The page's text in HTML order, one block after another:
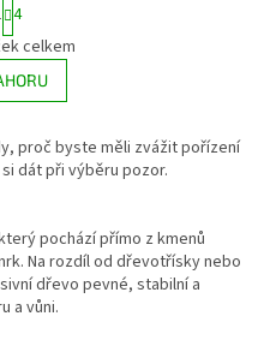
O
v
l
á
a
c
r
v
k
y
t
r
á
n
k
v
á
4
celkem
proč byste měli zvážit pořízení
dát při výběru pozor.
pochází přímo z kmenů
Na rozdíl od dřevotřísky nebo
dřevo pevné, stabilní a
a vůni.